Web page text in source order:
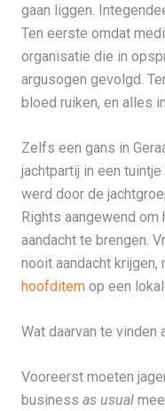
gaan liggen.
Ten eerste omdat
organisatie die in
argusogen gevolgd.
bloed ruiken, en alles
Zelfs een gans in
jachtpartij in een
werd door de
Rights aangewend
aandacht te brengen.
nooit aandacht
hoofditemop een
Wat daarvan te
Vooreerst moeten
business as usual